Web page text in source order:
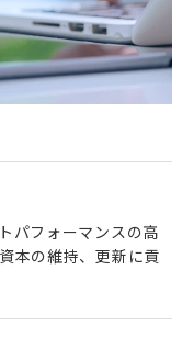
パフォーマンスの高
本の維持、更新に貢